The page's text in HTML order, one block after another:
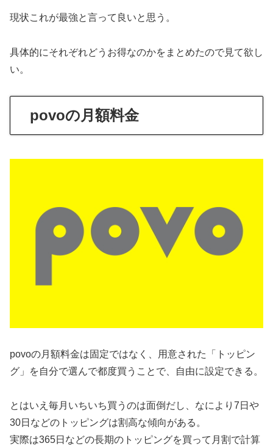
現状これが最強と言って良いと思う。
具体的にそれぞれどうお得なのかをまとめたので見て欲し
い。
povoの月額料金
povoの月額料金は固定ではなく、用意された「トッピン
グ」を自分で選んで都度買うことで、自由に設定できる。
とはいえ毎月いちいち買うのは面倒だし、なにより7日や
30日などのトッピングは割高な傾向がある。
実際は365日などの長期のトッピングを買って月割で計算